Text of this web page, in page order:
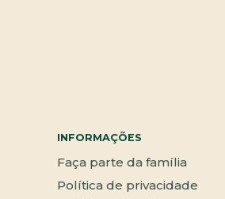
INFORMAÇÕES
Faça parte da família
Política de privacidade